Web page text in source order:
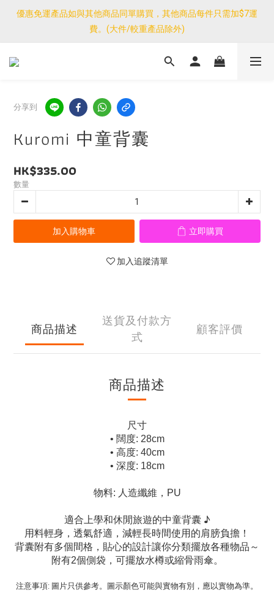
優惠免運產品如與其他商品同單購買，其他商品每件只需加$7運
費。(大件/較重產品除外)
優惠免運產品如與其他商品同單購買，其他商品每件只需加$7運
費。(大件/較重產品除外)
<公告>感謝支持！我們團隊由30/7~12/8外訪搜羅新產品，期間網
優惠免運產品如與其他商品同單購買，其他商品每件只需加$7運
費。(大件/較重產品除外)
分享到
Kuromi 中童背囊
HK$335.00
數量
加入購物車 立即購買
加入追蹤清單
商品描述
送貨及付款方
式
顧客評價
商品描述
尺寸
• 闊度: 28cm
• 高度: 40cm
• 深度: 18cm
物料: 人造纖維，PU
適合上學和休閒旅遊的中童背囊 ♪
用料輕身，透氣舒適，減輕長時間使用的肩膀負擔！
背囊附有多個間格，貼心的設計讓你分類擺放各種物品～
附有2個側袋，可擺放水樽或縮骨雨傘。
注意事項: 圖片只供參考。圖示顏色可能與實物有別，應以實物為準。